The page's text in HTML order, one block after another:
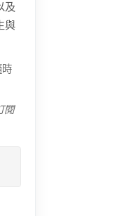
及
與
時
閱